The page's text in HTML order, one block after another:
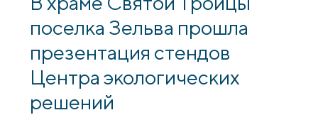
поселка Зельва прошла
презентация стендов
Центра экологических
решений